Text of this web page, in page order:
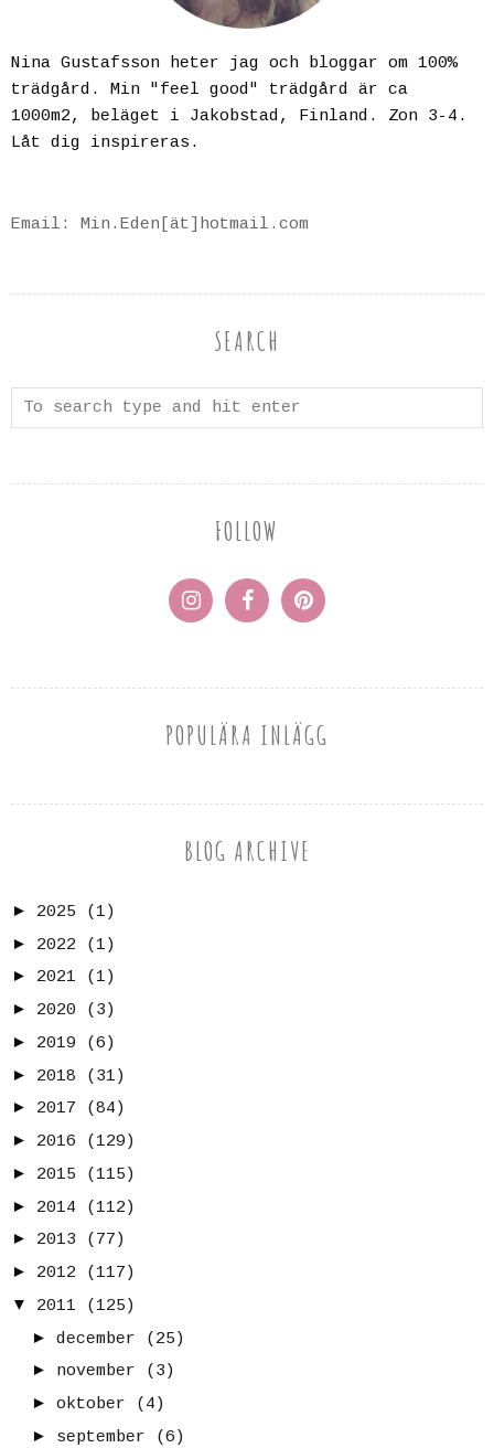
Nina Gustafsson heter jag och bloggar om 100%
trädgård. Min "feel good" trädgård är ca
1000m2, beläget i Jakobstad, Finland. Zon 3-4.
Låt dig inspireras.
Email: Min.Eden[ät]hotmail.com
SEARCH
FOLLOW
POPULÄRA INLÄGG
BLOG ARCHIVE
► 2025
(1)
► 2022
(1)
► 2021
(1)
► 2020
(3)
► 2019
(6)
► 2018
(31)
► 2017
(84)
► 2016
(129)
► 2015
(115)
► 2014
(112)
► 2013
(77)
► 2012
(117)
▼
2011
(125)
► december
(25)
► november
(3)
► oktober
(4)
► september
(6)